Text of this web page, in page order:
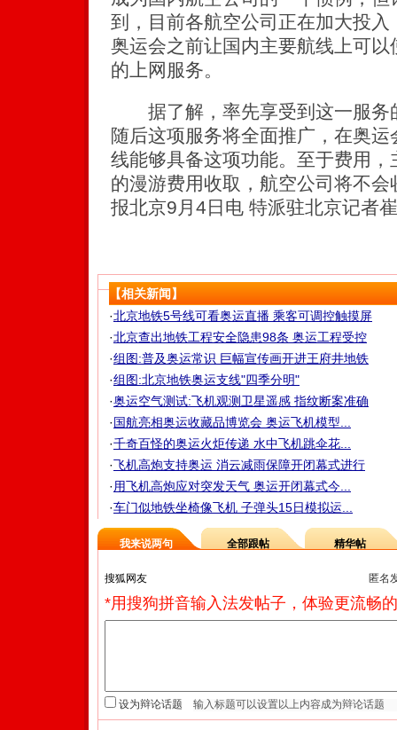
到，目前各航空公司正在加大投
奥运会之前让国内主要航线上可
的上网服务。
据了解，率先享受到这一服务
随后这项服务将全面推广，在奥
线能够具备这项功能。至于费用
的漫游费用收取，航空公司将不
报北京9月4日电 特派驻北京记者
【相关新闻】
·北京地铁5号线可看奥运直播 乘客可调控触摸屏
·北京查出地铁工程安全隐患98条 奥运工程受控
·组图:普及奥运常识 巨幅宣传画开进王府井地铁
·组图:北京地铁奥运支线"四季分明"
·奥运空气测试:飞机观测卫星遥感 指纹断案准确
·国航亮相奥运收藏品博览会 奥运飞机模型...
·千奇百怪的奥运火炬传递 水中飞机跳伞花...
·飞机高炮支持奥运 消云减雨保障开闭幕式进行
· 用飞机高炮应对突发天气 奥运开闭幕式今...
·车门似地铁坐椅像飞机 子弹头15日模拟运...
我来说两句 全部跟帖 精华帖
匿名
*用搜狗拼音输入法发帖子，体验更流畅
设为辩论话题